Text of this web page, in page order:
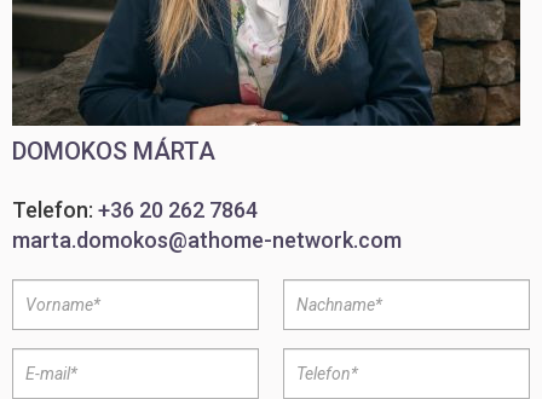
DOMOKOS MÁRTA
Telefon: +36 20 262 7864
marta.domokos@athome-network.com